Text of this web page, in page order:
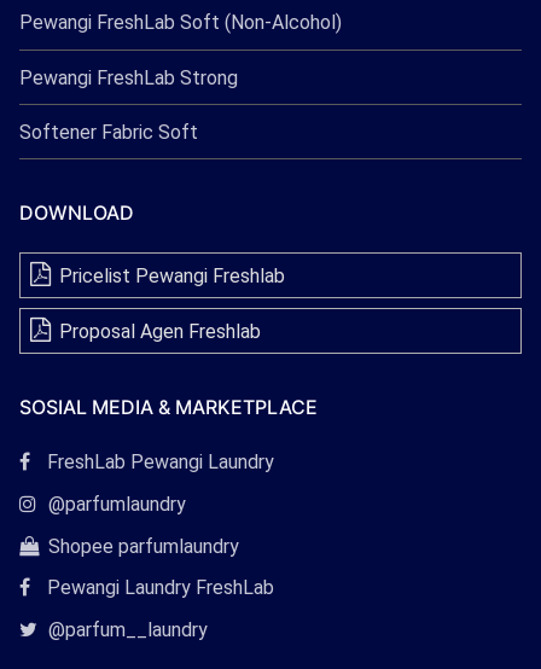
Pewangi FreshLab Soft (Non-Alcohol)
Pewangi FreshLab Strong
Softener Fabric Soft
DOWNLOAD
Pricelist Pewangi Freshlab
Proposal Agen Freshlab
SOSIAL MEDIA & MARKETPLACE
Tautan
Facebook
FreshLab Pewangi Laundry
Tautan
Instagram
@parfumlaundry
Tautan
Shopee
Shopee parfumlaundry
Pewangi Laundry FreshLab
Tautan@parfum__laundry